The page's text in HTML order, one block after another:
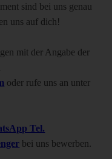
sind bei uns genau
uns auf dich!
mit der Angabe der
oder rufe uns an unter
Tel.
bei uns bewerben.